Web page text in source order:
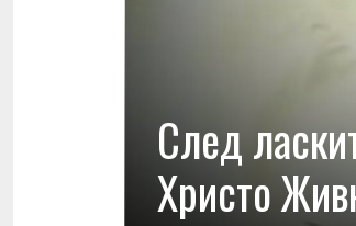
След
Христо